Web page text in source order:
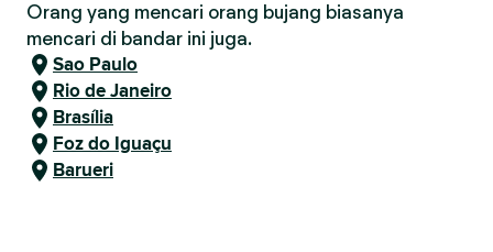
Orang yang mencari orang bujang biasanya
mencari di bandar ini juga.
Sao Paulo
Rio de Janeiro
Brasília
Foz do Iguaçu
Barueri